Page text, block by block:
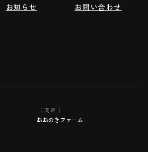
お知らせ お問い合わせ
（ 関連 ）
おおのきファーム